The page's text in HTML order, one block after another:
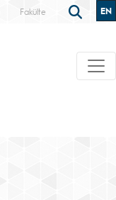
Fakülte EN